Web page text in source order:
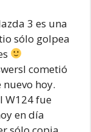
3 es una
sólo golpea
cometió
hoy.
W124 fue
en día